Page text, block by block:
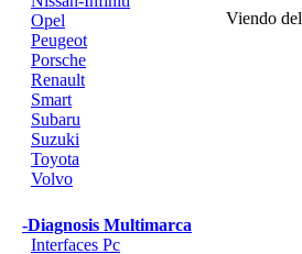
Opel
Peugeot
Porsche
Renault
Smart
Subaru
Suzuki
Toyota
Volvo
-Diagnosis Multimarca
Interfaces Pc
Viendo del